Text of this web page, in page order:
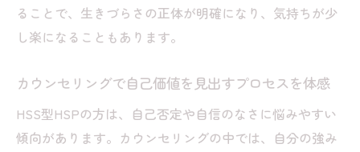
ることで、生きづらさの正体が明確になり、気持ちが少
し楽になることもあります。
カウンセリングで自己価値を見出すプロセスを体感
HSS型HSPの方は、自己否定や自信のなさに悩みやすい
傾向があります。カウンセリングの中では、自分の強み